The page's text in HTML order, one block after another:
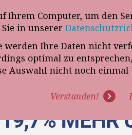
Ihrem Computer, um den
in unserer
werden Ihre Daten nicht
optimal zu
Auswahl nicht noch
Verstanden!
EXPERTISE REFERENZEN
MEHR